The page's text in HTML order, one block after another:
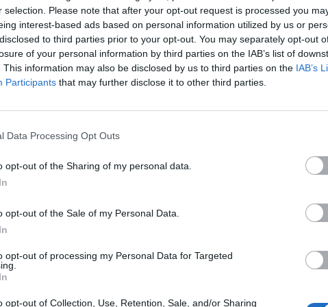
selection. Please note that after your opt-out request is processed you
interest-based ads based on personal information utilized by us or
to third parties prior to your opt-out. You may separately opt-out
of your personal information by third parties on the IAB’s list of
This information may also be disclosed by us to third parties on the IAB’s
Participants that may further disclose it to other third parties.
Data Processing Opt Outs
opt-out of the Sharing of my personal data.
opt-out of the Sale of my Personal Data.
opt-out of processing my Personal Data for Targeted
opt-out of Collection, Use, Retention, Sale, and/or Sharing
Grosses Inciucionen:
Scholz